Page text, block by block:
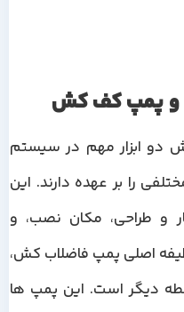
و پمپ کف کش
ابزار مهم در سیستم
را بر عهده دارند. این
و طراحی، مکان نصب، و
اصلی پمپ فاضلاب کش،
دیگر است. این پمپ ها